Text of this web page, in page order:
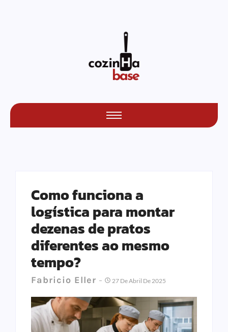
Como funciona a
logística para montar
dezenas de pratos
diferentes ao mesmo
tempo?
Fabricio Eller 27 De Abril De 2025